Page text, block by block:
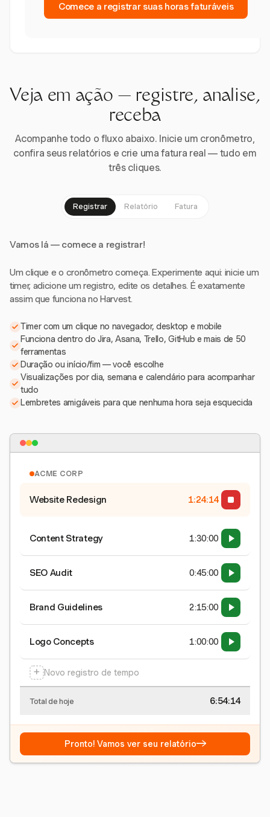
Comece a registrar suas horas faturáveis
Veja em ação — registre, analise,
receba
Acompanhe todo o fluxo abaixo. Inicie um cronômetro,
confira seus relatórios e crie uma fatura real — tudo em
três cliques.
Registrar Relatório Fatura
Vamos lá — comece a registrar!
Um clique e o cronômetro começa. Experimente aqui: inicie um
timer, adicione um registro, edite os detalhes. É exatamente
assim que funciona no Harvest.
Timer com um clique no navegador, desktop e mobile
Funciona dentro do Jira, Asana, Trello, GitHub e mais de 50
ferramentas
Duração ou início/fim — você escolhe
Visualizações por dia, semana e calendário para acompanhar
tudo
Lembretes amigáveis para que nenhuma hora seja esquecida
ACME CORP
Website Redesign 1:24:15
Content Strategy 1:30:00
SEO Audit 0:45:00
Brand Guidelines 2:15:00
Logo Concepts 1:00:00
+ Novo registro de tempo
Total de hoje 6:54:15
Pronto! Vamos ver seu relatório→